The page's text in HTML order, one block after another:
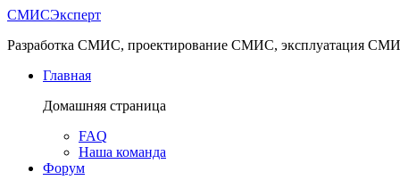
СМИСЭксперт
Разработка СМИС, проектирование СМИС, эксплуатация
Главная
Домашняя страница
FAQ
Наша команда
Форум